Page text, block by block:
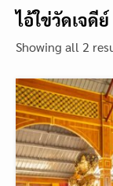
ไอ้ใข่วัดเจดีย์
Showing all 2